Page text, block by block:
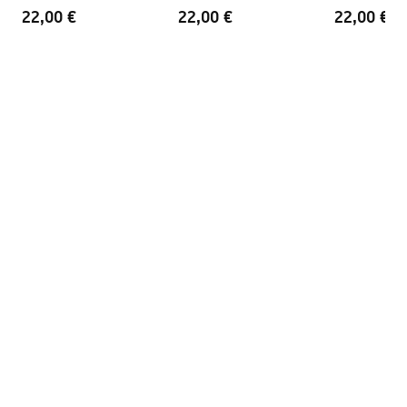
Ühenduste vahekaugus
150
22,00 € 22,00 € 22,00 €